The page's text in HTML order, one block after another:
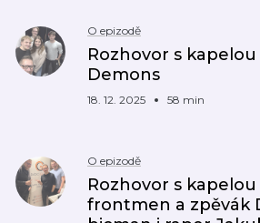
O epizodě
Rozhovor s kapelou
Demons
18. 12. 2025 58 min
O epizodě
Rozhovor s
frontmen a zpěvák